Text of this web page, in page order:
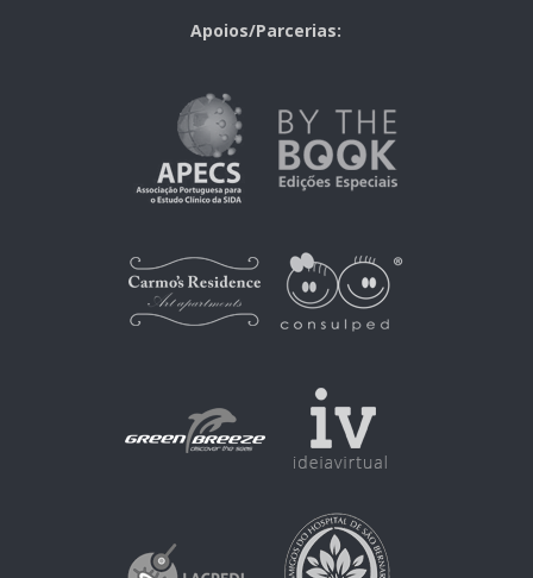
Apoios/Parcerias: